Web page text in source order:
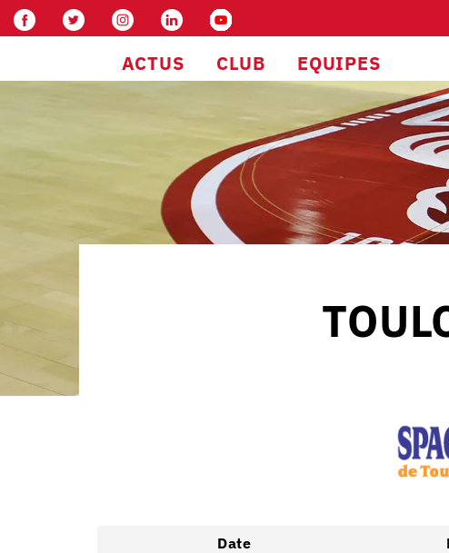
ACTUS CLUB EQUIPES
Date